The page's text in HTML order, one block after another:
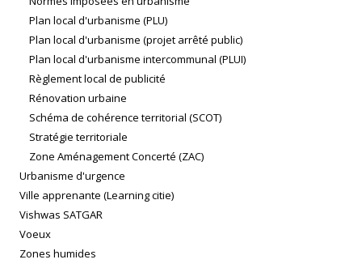
Plan local d'urbanisme (PLU)
Plan local d'urbanisme (projet arrêté public)
Plan local d'urbanisme intercommunal (PLUI)
Règlement local de publicité
Rénovation urbaine
Schéma de cohérence territorial (SCOT)
Stratégie territoriale
Zone Aménagement Concerté (ZAC)
Urbanisme d'urgence
Ville apprenante (Learning citie)
Vishwas SATGAR
Voeux
Zones humides